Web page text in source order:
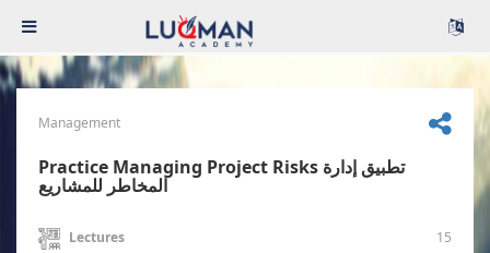
Management
Practice Managing Project Risks تطبيق إدارة
المخاطر للمشاريع
Lectures 15